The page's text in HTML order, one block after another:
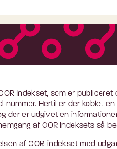
Indekset, som er publiceret
Hertil er der koblet
der er udgivet en
af COR Indeksets så
af COR-indekset med